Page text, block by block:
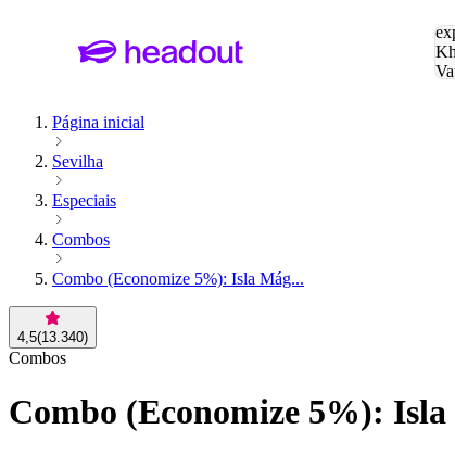
Página inicial
Sevilha
Especiais
Combos
Combo (Economize 5%): Isla Mág...
4,5(13.340)
Combos
Combo (Economize 5%):